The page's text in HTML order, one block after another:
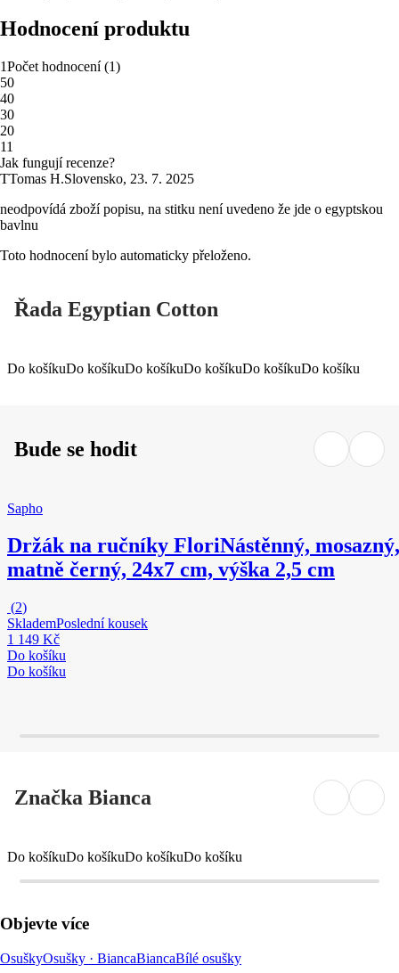
Hodnocení produktu
1Počet hodnocení(1)
50
40
30
20
11
Jak fungují recenze?
TTomas H.Slovensko, 23. 7. 2025
neodpovídá zboží popisu, na stitku není uvedeno že jde o egyptskou
bavlnu
Toto hodnocení bylo automaticky přeloženo.
Řada Egyptian Cotton
Do košíkuDo košíkuDo košíkuDo košíkuDo košíkuDo košíku
Bude se hodit
Sapho
Držák na ručníky FloriNástěnný, mosazný,
matně černý, 24x7 cm, výška 2,5 cm
(2)
SklademPoslední kousek
1 149 Kč
Do košíku
Do košíku
Značka Bianca
Do košíkuDo košíkuDo košíkuDo košíku
Objevte více
OsuškyOsušky · BiancaBiancaBílé osušky